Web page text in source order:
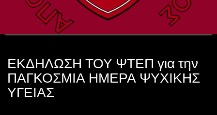
ΕΚΔΗΛΩΣΗ ΤΟΥ ΨΤΕΠ για την
ΠΑΓΚΟΣΜΙΑ ΗΜΕΡΑ ΨΥΧΙΚΗΣ
ΥΓΕΙΑΣ